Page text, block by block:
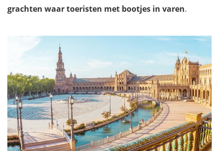
Palacio Lebrija
Metropol Parasol
Museo de Bellas Artes
Capilla San José
Mercado de Triana
Capilla de los Marineros
Torre del Oro
Hospital de la Caridad
La Casa de la Ciencia
grachten waar toeristen met bootjes in varen.